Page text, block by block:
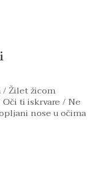
/ Žilet žicom
ti iskrvare / Ne
nose u očima